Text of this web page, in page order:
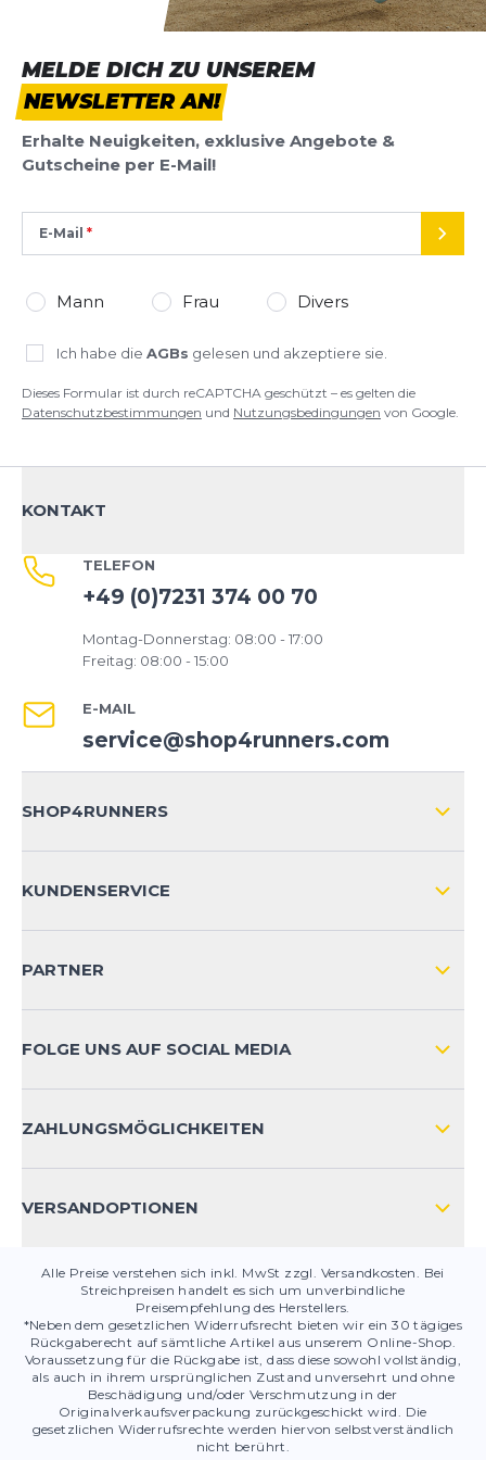
MELDE DICH ZU UNSEREM
NEWSLETTER AN!
Erhalte Neuigkeiten, exklusive Angebote &
Gutscheine per E-Mail!
E-Mail
Mann Frau Divers
Ich habe die AGBs gelesen und akzeptiere sie.
Dieses Formular ist durch reCAPTCHA geschützt – es gelten die
Datenschutzbestimmungen und Nutzungsbedingungen von Google.
KONTAKT
TELEFON
+49 (0)7231 374 00 70
Montag-Donnerstag: 08:00 - 17:00
Freitag: 08:00 - 15:00
E-MAIL
service@shop4runners.com
SHOP4RUNNERS
KUNDENSERVICE
KONTAKT
PRODUKTSICHERHEIT
PARTNER
FOLGE UNS AUF SOCIAL MEDIA
ZAHLUNGSMÖGLICHKEITEN
VERSANDOPTIONEN
Alle Preise verstehen sich inkl. MwSt zzgl. Versandkosten. Bei
Streichpreisen handelt es sich um unverbindliche
Preisempfehlung des Herstellers.
*Neben dem gesetzlichen Widerrufsrecht bieten wir ein 30 tägiges
Rückgaberecht auf sämtliche Artikel aus unserem Online-Shop.
Voraussetzung für die Rückgabe ist, dass diese sowohl vollständig,
als auch in ihrem ursprünglichen Zustand unversehrt und ohne
Beschädigung und/oder Verschmutzung in der
Originalverkaufsverpackung zurückgeschickt wird. Die
gesetzlichen Widerrufsrechte werden hiervon selbstverständlich
nicht berührt.